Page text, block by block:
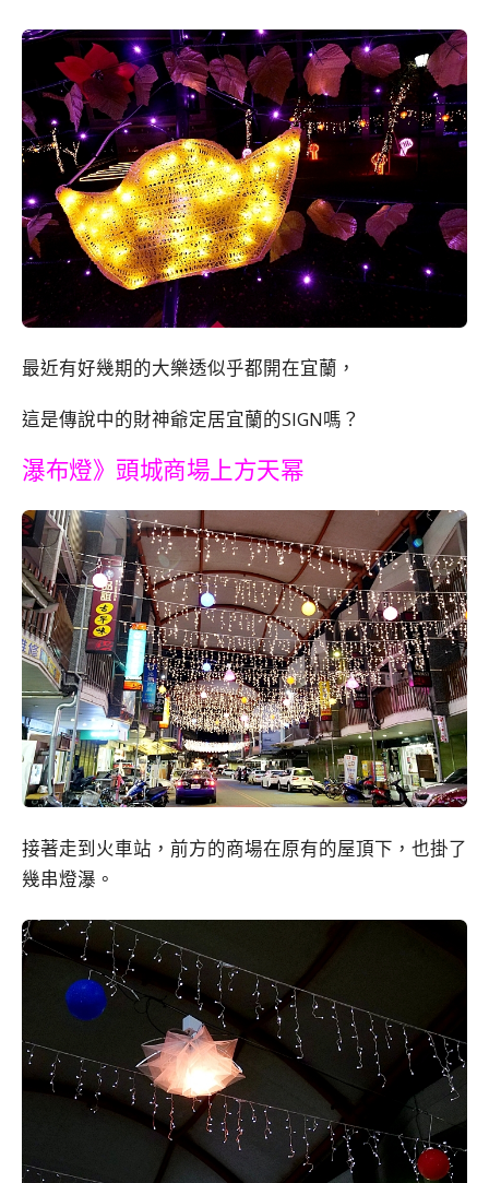
最近有好幾期的大樂透似乎都開在宜蘭，
這是傳說中的財神爺定居宜蘭的SIGN嗎？
瀑布燈》 頭城商場上方天幂
接著走到火車站，前方的商場在原有的屋頂下，也掛了
幾串燈瀑。